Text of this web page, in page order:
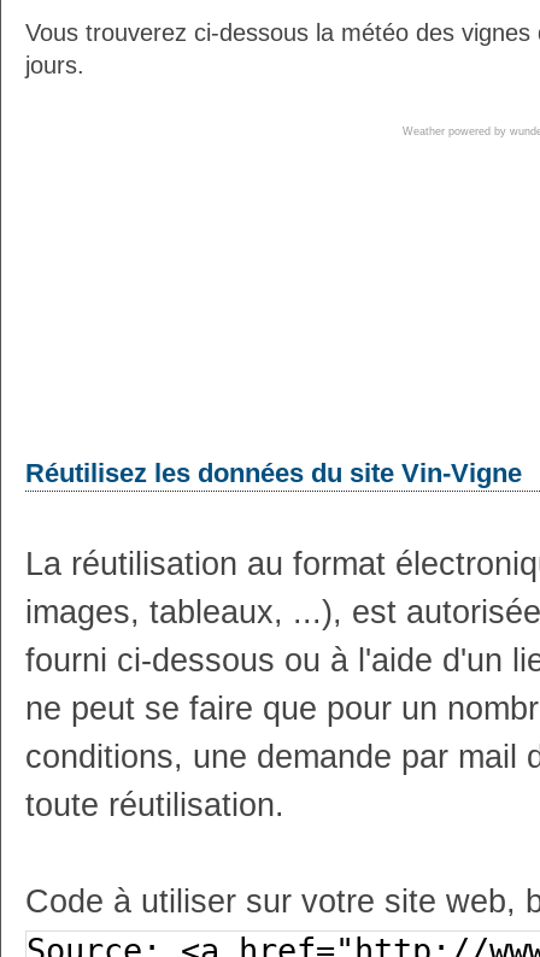
Vous trouverez ci-dessous la météo des
jours.
Weather powered by
Réutilisez les données du site Vin-Vigne
La réutilisation au format
images, tableaux, ...), est
fourni ci-dessous ou à l'aide d'un
ne peut se faire que pour un
conditions, une demande par mail
toute réutilisation.
Code à utiliser sur votre site web,